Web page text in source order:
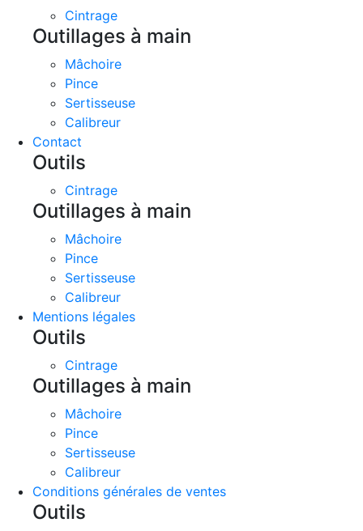
Cintrage
Outillages à main
Mâchoire
Pince
Sertisseuse
Calibreur
Contact
Outils
Cintrage
Outillages à main
Mâchoire
Pince
Sertisseuse
Calibreur
Mentions légales
Outils
Cintrage
Outillages à main
Mâchoire
Pince
Sertisseuse
Calibreur
Conditions générales de ventes
Outils